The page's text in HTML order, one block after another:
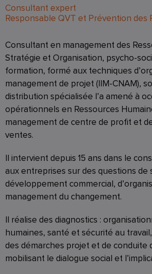
Consultant expert
Responsable QVT et Prévention des
Consultant en management des
Stratégie et Organisation, psycho-
formation, formé aux techniques
management de projet (IIM-CNAM),
distribution spécialisée l’a amené à
opérationnels en Ressources
management de centre de profit et
ventes.
Il intervient depuis 15 ans dans le
aux entreprises sur des questions de
développement commercial,
management du changement.
Il réalise des diagnostics :
humaines, santé et sécurité au
des démarches projet et de conduite
mobilisant le dialogue social et